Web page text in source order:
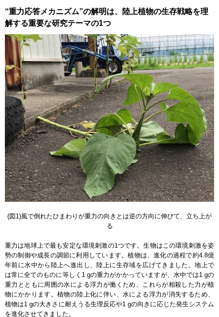
“重力応答メカニズム”の解明は、陸上植物の生存戦略を理
解する重要な研究テーマの1つ
(図1)風で倒れたひまわりが重力の向きとは逆の方向に伸びて、立ち上が
る
重力は地球上で最も安定な環境刺激の1つです。生物はこの環境刺激を姿
勢の制御や成長の調節に利用しています。植物は、進化の過程で約4.8億
年前に水中から陸上へ進出し、陸上に生存域を広げてきました。地上で
は常に全てのものに等しく1 gの重力がかかっていますが、水中では1 gの
重力とともに周囲の水による浮力が働くため、これらが相殺した力が植
物にかかります。植物の陸上化に伴い、水による浮力が消失するため、
植物は1 gの大きさに耐えうる生理反応や1 gの向きに応じた発生システム
を進化させてきました。